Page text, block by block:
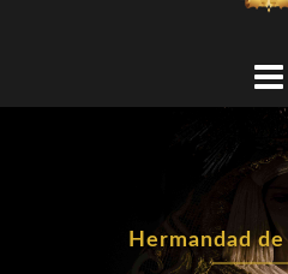
Hermandad